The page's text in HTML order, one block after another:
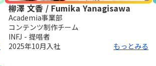
柳澤 文香 / Fumika Yanagisawa
Academia事業部
コンテンツ制作チーム
INFJ - 提唱者
2025年10月入社 もっとみる